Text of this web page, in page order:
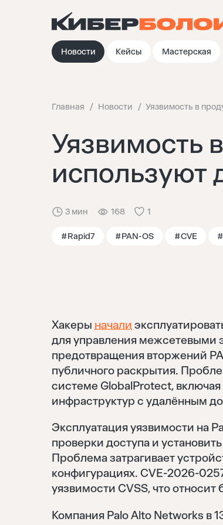
Новости Кейсы Мастерская
Главная Новости Уязвимость в
Уязвимость
используют
3 мин 168 1
#Rapid7 #PAN-OS #CVE
Хакеры начали
для управления межсетевыми
предотвращения вторжений
публичного раскрытия.
системе GlobalProtect,
инфраструктур с удалённым
Эксплуатация уязвимости на
проверки доступа и
Проблема затрагивает
конфигурациях. CVE-2026-
уязвимости CVSS, что
Компания Palo Alto Networks в